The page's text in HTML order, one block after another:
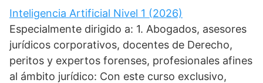
Inteligencia Artificial Nivel 1 (2026)
Especialmente dirigido a: 1. Abogados, asesores
jurídicos corporativos, docentes de Derecho,
peritos y expertos forenses, profesionales afines
al ámbito jurídico: Con este curso exclusivo,